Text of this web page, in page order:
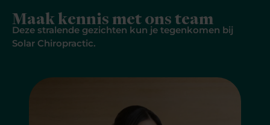
Maak kennis met ons team
Deze stralende gezichten kun je tegenkomen bij
Solar Chiropractic.